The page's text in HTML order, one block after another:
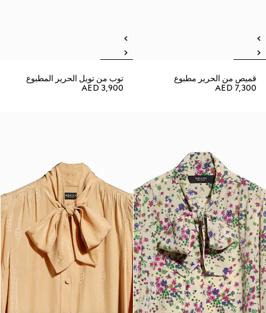
قميص من الحرير مطبوع
AED 7,300
توب من تويل الحرير المطبوع
AED 3,900